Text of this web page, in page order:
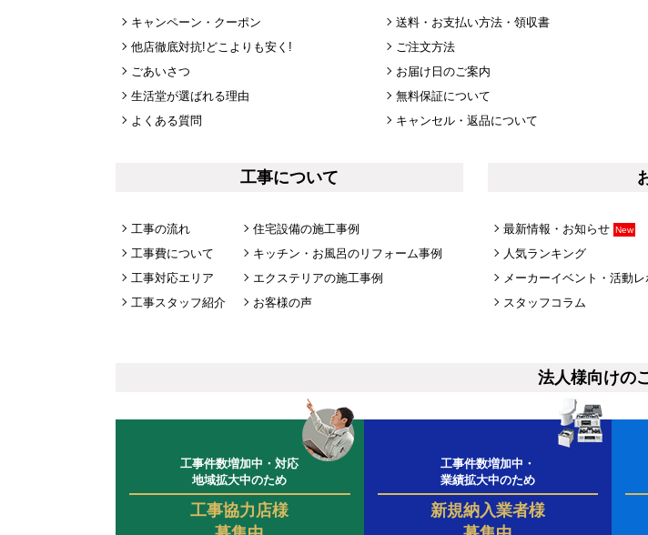
キャンペーン・クーポン
他店徹底対抗!どこよりも安く!
ごあいさつ
生活堂が選ばれる理由
よくある質問
送料・お支払い方法・領収書
ご注文方法
お届け日のご案内
無料保証について
キャンセル・返品について
工事について
工事の流れ
工事費について
工事対応エリア
工事スタッフ紹介
住宅設備の施工事例
キッチン・お風呂のリフォーム事例
エクステリアの施工事例
お客様の声
最新情報・お知らせ New
人気ランキング
メーカーイベント・活動レ
スタッフコラム
法人様向けの
工事件数増加中・対応
地域拡大中のため
工事協力店様
工事件数増加中・
業績拡大中のため
新規納入業者様